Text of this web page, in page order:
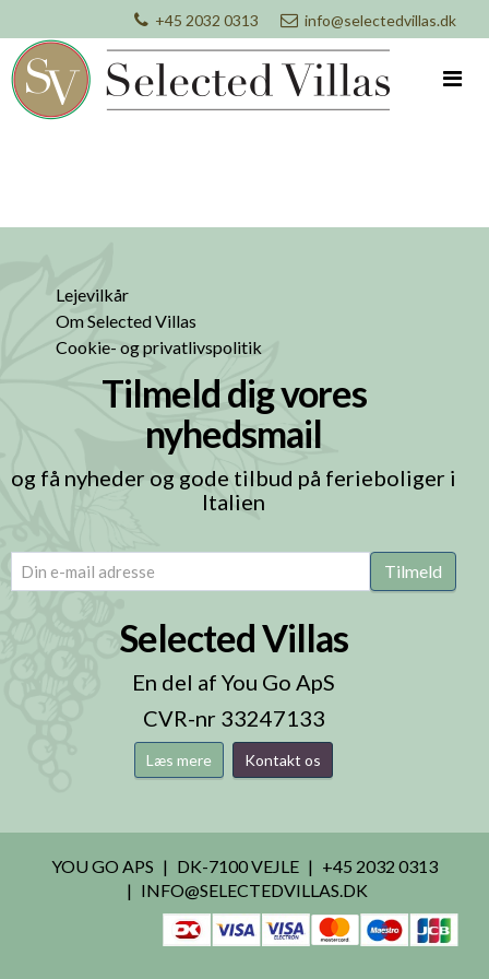
+45 2032 0313 info@selectedvillas.dk
Lejevilkår
Om Selected Villas
Cookie- og privatlivspolitik
Tilmeld dig vores
nyhedsmail
og få nyheder og gode tilbud på ferieboliger i
Italien
email (Påkrævet) Tilmeld
Selected Villas
En del af You Go ApS
CVR-nr 33247133
Læs mere Kontakt os
YOU GO APS DK-7100 VEJLE
+45 2032 0313
INFO@SELECTEDVILLAS.DK